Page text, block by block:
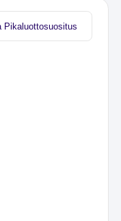
Pikaluottosuositus